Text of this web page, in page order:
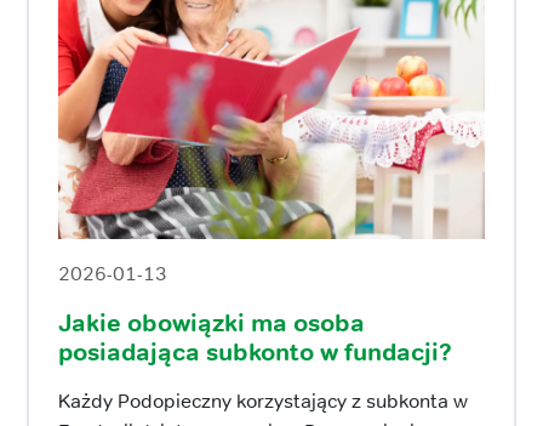
2026-01-13
Jakie obowiązki ma osoba
posiadająca subkonto w fundacji?
Każdy Podopieczny korzystający z subkonta w